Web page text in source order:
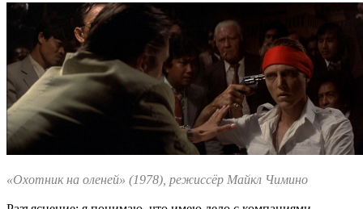
«Охотник на оленей» (1978), режиссёр Майкл Чимино